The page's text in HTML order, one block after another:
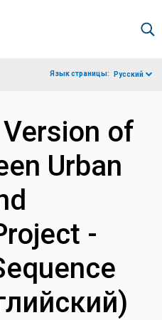
Язык страницы: Русский
of
Urban
-